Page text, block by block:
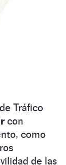
Tráfico
con
como
de las